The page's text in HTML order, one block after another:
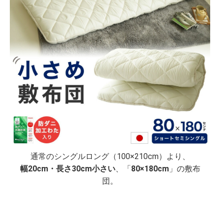
通常のシングルロング（100×210cm）より、
幅20cm・長さ30cm小さい、「80×180cm」の敷布
団。